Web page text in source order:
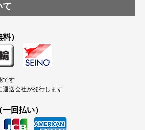
て
）
です
送会社が発行します
回払い）